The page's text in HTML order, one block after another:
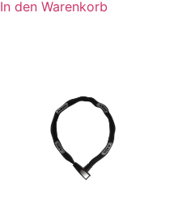
In den Warenkorb